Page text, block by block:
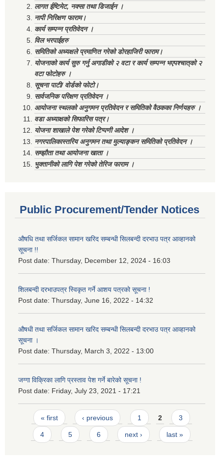
लागत ईष्टिमेट, नक्सा तथा डिजाईन ।
नापी निरिक्षण फाराम।
कार्य सम्पन्न प्रतिवेदन ।
विल भरपाईहरु
समितिको अध्यक्षले प्रमाणित गरेको डोरहाजिरी फाराम।
योजनाको कार्य सुरु गर्नु अगाडीको २ वटा र कार्य सम्पन्न भएपश्चात्‌को २
वटा फोटोहरु ।
सूचना पाटी/ वोर्डको फोटो।
सार्वजनिक परिक्षण प्रतिवेदन ।
आयोजना स्थलको अनुगमन प्रतिवेदन र समितिको वैठकका निर्णयहरु ।
वडा अध्याक्षको सिफारिस पत्र।
योजना शाखाले पेश गरेको टिप्पणी आदेश ।
नगरपालिकास्तरिय अनुगमन तथा मुल्याङ्कन समितिको प्रतिवेदन ।
सम्झौता तथा आयोजना खाता ।
भुक्तानीको लागि पेश गरेको तेरिज फाराम ।
Public Procurement/Tender Notices
औषधि तथा सर्जिकल सामान खरिद सम्बन्धी सिलबन्दी दरभाउ पत्र आव्हानको
सूचना !!
Post date: Thursday, December 12, 2024 - 16:03
शिलबन्दी दरभाउपत्र स्विकृत गर्ने आशय पत्रको सूचना !
Post date: Thursday, June 16, 2022 - 14:32
औषधी तथा सर्जिकल सामान खरिद सम्बन्धी सिलबन्दी दरभाउ पत्र आव्हानको
सूचना ।
Post date: Thursday, March 3, 2022 - 13:00
जग्गा विक्रिका लागि प्रस्ताव पेश गर्ने बारेको सूचना !
Post date: Friday, July 23, 2021 - 17:21
Pages
« first ‹ previous 1 2 3
4 5 6 next › last »